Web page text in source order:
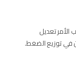
الأمر تعديل
في توزيع الضغط.